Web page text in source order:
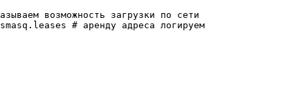
возможность загрузки по сети
# аренду адреса логируем